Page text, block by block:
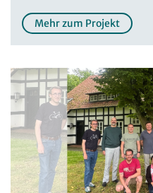
Mehr zum Projekt